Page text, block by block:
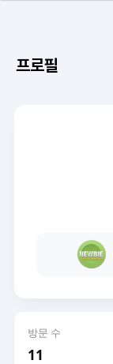
프로필
방문 수
11